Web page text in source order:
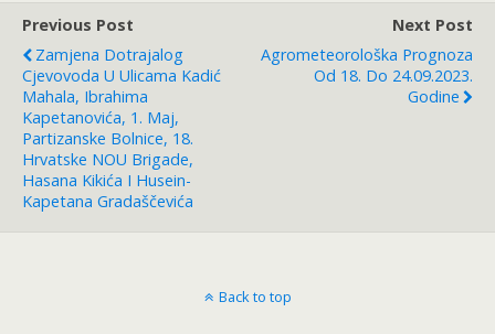
Previous Post
Zamjena Dotrajalog
Cjevovoda U Ulicama Kadić
Mahala, Ibrahima
Kapetanovića, 1. Maj,
Partizanske Bolnice, 18.
Hrvatske NOU Brigade,
Hasana Kikića I Husein-
Kapetana Gradaščevića
Next Post
Agrometeorološka Prognoza
Od 18. Do 24.09.2023.
Godine
Back to top